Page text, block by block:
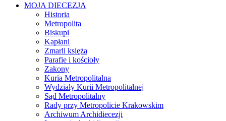
MOJA DIECEZJA
Historia
Metropolita
Biskupi
Kapłani
Zmarli księża
Parafie i kościoły
Zakony
Kuria Metropolitalna
Wydziały Kurii Metropolitalnej
Sąd Metropolitalny
Rady przy Metropolicie Krakowskim
Archiwum Archidiecezji